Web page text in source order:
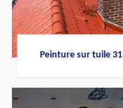
Peinture sur tuile 31